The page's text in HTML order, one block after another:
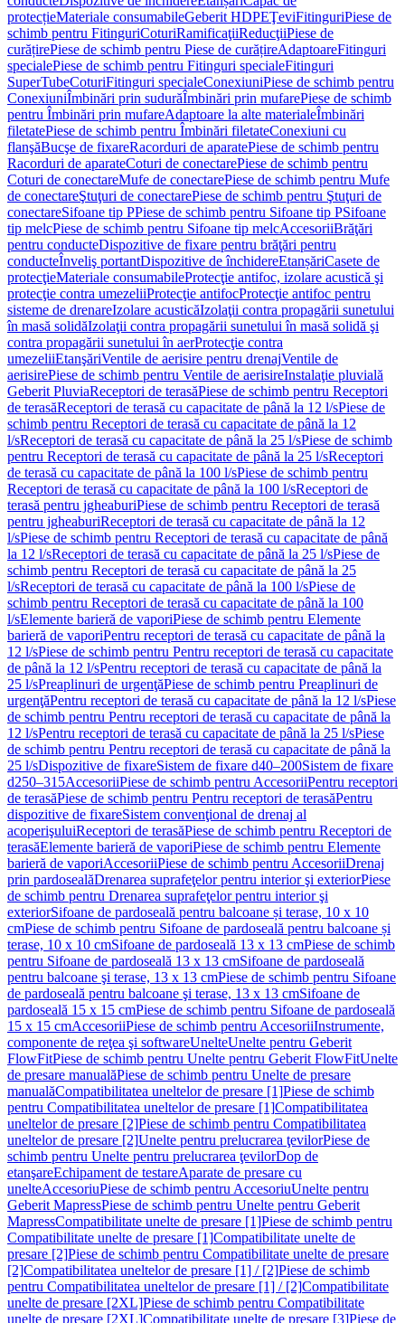
protecțieMateriale consumabileGeberit HDPEŢeviFitinguriPiese de
schimb pentru FitinguriCoturiRamificaţiiReducţiiPiese de
curățirePiese de schimb pentru Piese de curățireAdaptoareFitinguri
specialePiese de schimb pentru Fitinguri specialeFitinguri
SuperTubeCoturiFitinguri specialeConexiuniPiese de schimb pentru
ConexiuniÎmbinări prin sudurăÎmbinări prin mufarePiese de schimb
pentru Îmbinări prin mufareAdaptoare la alte materialeÎmbinări
filetatePiese de schimb pentru Îmbinări filetateConexiuni cu
flanşăBucşe de fixareRacorduri de aparatePiese de schimb pentru
Racorduri de aparateCoturi de conectarePiese de schimb pentru
Coturi de conectareMufe de conectarePiese de schimb pentru Mufe
de conectareŞtuţuri de conectarePiese de schimb pentru Ştuţuri de
conectareSifoane tip PPiese de schimb pentru Sifoane tip PSifoane
tip melcPiese de schimb pentru Sifoane tip melcAccesoriiBrăţări
pentru conducteDispozitive de fixare pentru brăţări pentru
conducteÎnveliş portantDispozitive de închidereEtanșăriCasete de
protecţieMateriale consumabileProtecţie antifoc, izolare acustică şi
protecţie contra umezeliiProtecţie antifocProtecţie antifoc pentru
sisteme de drenareIzolare acusticăIzolaţii contra propagării sunetului
în masă solidăIzolaţii contra propagării sunetului în masă solidă şi
contra propagării sunetului în aerProtecţie contra
umezeliiEtanşăriVentile de aerisire pentru drenajVentile de
aerisirePiese de schimb pentru Ventile de aerisireInstalaţie pluvială
Geberit PluviaReceptori de terasăPiese de schimb pentru Receptori
de terasăReceptori de terasă cu capacitate de până la 12 l/sPiese de
schimb pentru Receptori de terasă cu capacitate de până la 12
l/sReceptori de terasă cu capacitate de până la 25 l/sPiese de schimb
pentru Receptori de terasă cu capacitate de până la 25 l/sReceptori
de terasă cu capacitate de până la 100 l/sPiese de schimb pentru
Receptori de terasă cu capacitate de până la 100 l/sReceptori de
terasă pentru jgheaburiPiese de schimb pentru Receptori de terasă
pentru jgheaburiReceptori de terasă cu capacitate de până la 12
l/sPiese de schimb pentru Receptori de terasă cu capacitate de până
la 12 l/sReceptori de terasă cu capacitate de până la 25 l/sPiese de
schimb pentru Receptori de terasă cu capacitate de până la 25
l/sReceptori de terasă cu capacitate de până la 100 l/sPiese de
schimb pentru Receptori de terasă cu capacitate de până la 100
l/sElemente barieră de vaporiPiese de schimb pentru Elemente
barieră de vaporiPentru receptori de terasă cu capacitate de până la
12 l/sPiese de schimb pentru Pentru receptori de terasă cu capacitate
de până la 12 l/sPentru receptori de terasă cu capacitate de până la
25 l/sPreaplinuri de urgenţăPiese de schimb pentru Preaplinuri de
urgenţăPentru receptori de terasă cu capacitate de până la 12 l/sPiese
de schimb pentru Pentru receptori de terasă cu capacitate de până la
12 l/sPentru receptori de terasă cu capacitate de până la 25 l/sPiese
de schimb pentru Pentru receptori de terasă cu capacitate de până la
25 l/sDispozitive de fixareSistem de fixare d40–200Sistem de fixare
d250–315AccesoriiPiese de schimb pentru AccesoriiPentru receptori
de terasăPiese de schimb pentru Pentru receptori de terasăPentru
dispozitive de fixareSistem convenţional de drenaj al
acoperişuluiReceptori de terasăPiese de schimb pentru Receptori de
terasăElemente barieră de vaporiPiese de schimb pentru Elemente
barieră de vaporiAccesoriiPiese de schimb pentru AccesoriiDrenaj
prin pardosealăDrenarea suprafeţelor pentru interior şi exteriorPiese
de schimb pentru Drenarea suprafeţelor pentru interior şi
exteriorSifoane de pardoseală pentru balcoane și terase, 10 x 10
cmPiese de schimb pentru Sifoane de pardoseală pentru balcoane și
terase, 10 x 10 cmSifoane de pardoseală 13 x 13 cmPiese de schimb
pentru Sifoane de pardoseală 13 x 13 cmSifoane de pardoseală
pentru balcoane şi terase, 13 x 13 cmPiese de schimb pentru Sifoane
de pardoseală pentru balcoane şi terase, 13 x 13 cmSifoane de
pardoseală 15 x 15 cmPiese de schimb pentru Sifoane de pardoseală
15 x 15 cmAccesoriiPiese de schimb pentru AccesoriiInstrumente,
componente de reţea şi softwareUnelteUnelte pentru Geberit
FlowFitPiese de schimb pentru Unelte pentru Geberit FlowFitUnelte
de presare manualăPiese de schimb pentru Unelte de presare
manualăCompatibilitatea uneltelor de presare [1]Piese de schimb
pentru Compatibilitatea uneltelor de presare [1]Compatibilitatea
uneltelor de presare [2]Piese de schimb pentru Compatibilitatea
uneltelor de presare [2]Unelte pentru prelucrarea ţevilorPiese de
schimb pentru Unelte pentru prelucrarea ţevilorDop de
etanşareEchipament de testareAparate de presare cu
unelteAccesoriuPiese de schimb pentru AccesoriuUnelte pentru
Geberit MapressPiese de schimb pentru Unelte pentru Geberit
MapressCompatibilitate unelte de presare [1]Piese de schimb pentru
Compatibilitate unelte de presare [1]Compatibilitate unelte de
presare [2]Piese de schimb pentru Compatibilitate unelte de presare
[2]Compatibilitatea uneltelor de presare [1] / [2]Piese de schimb
pentru Compatibilitatea uneltelor de presare [1] / [2]Compatibilitate
unelte de presare [2XL]Piese de schimb pentru Compatibilitate
unelte de presare [2XL]Compatibilitate unelte de presare [3]Piese de